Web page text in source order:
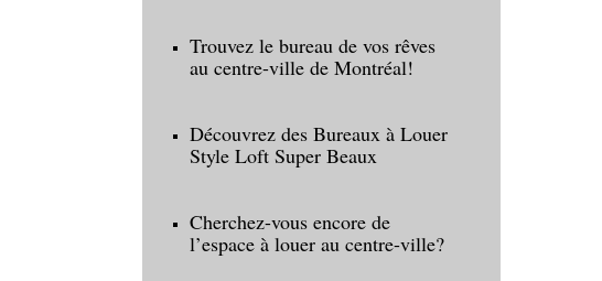
Trouvez le bureau de vos rêves
au centre-ville de Montréal!
Découvrez des Bureaux à Louer
Style Loft Super Beaux
Cherchez-vous encore de
l’espace à louer au centre-ville?